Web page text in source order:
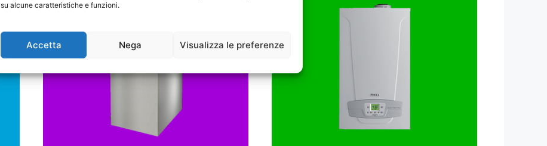
su alcune caratteristiche e funzioni.
Accetta Nega Visualizza le preferenze